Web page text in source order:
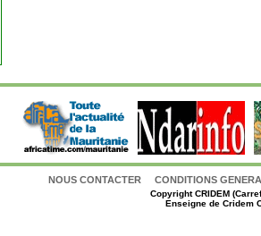
NOUS CONTACTER CONDITIONS
CopyrightCRIDEM
Enseigne de Cridem